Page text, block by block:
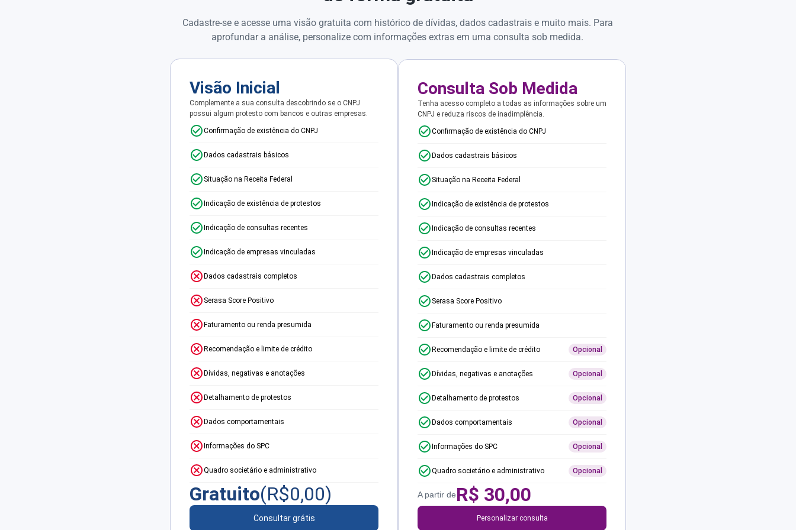
Cadastre-se e acesse uma visão gratuita com histórico de dívidas, dados cadastrais e muito mais. Para
aprofundar a análise, personalize com informações extras em uma consulta sob medida.
Visão Inicial
Complemente a sua consulta descobrindo se o CNPJ
possui algum protesto com bancos e outras empresas.
Confirmação de existência do CNPJ
Dados cadastrais básicos
Situação na Receita Federal
Indicação de existência de protestos
Indicação de consultas recentes
Indicação de empresas vinculadas
Dados cadastrais completos
Serasa Score Positivo
Faturamento ou renda presumida
Recomendação e limite de crédito
Dívidas, negativas e anotações
Detalhamento de protestos
Dados comportamentais
Informações do SPC
Quadro societário e administrativo
Gratuito(R$0,00)
Consultar grátis
Consulta Sob Medida
Tenha acesso completo a todas as informações sobre um
CNPJ e reduza riscos de inadimplência.
Confirmação de existência do CNPJ
Dados cadastrais básicos
Situação na Receita Federal
Indicação de existência de protestos
Indicação de consultas recentes
Indicação de empresas vinculadas
Dados cadastrais completos
Serasa Score Positivo
Faturamento ou renda presumida
Recomendação e limite de crédito Opcional
Dívidas, negativas e anotações Opcional
Detalhamento de protestos Opcional
Dados comportamentais Opcional
Informações do SPC Opcional
Quadro societário e administrativo Opcional
A partir deR$ 30,00
Personalizar consulta